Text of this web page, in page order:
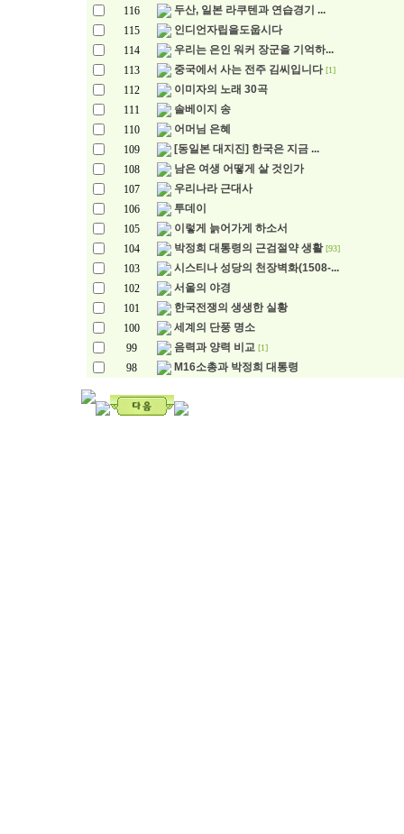
116
두산, 일본 라쿠텐과 연습경기 ...
115
인디언자립을도웁시다
114
우리는 은인 워커 장군을 기억하...
113
중국에서 사는 전주 김씨입니다 [1]
112
이미자의 노래 30곡
111
솔베이지 송
110
어머님 은혜
109
[동일본 대지진] 한국은 지금 ...
108
남은 여생 어떻게 살 것인가
107
우리나라 근대사
106
투데이
105
이렇게 늙어가게 하소서
104
박정희 대통령의 근검절약 생활 [93]
103
시스티나 성당의 천장벽화(1508-...
102
서울의 야경
101
한국전쟁의 생생한 실황
100
세계의 단풍 명소
99
음력과 양력 비교 [1]
98 M16소총과 박정희 대통령